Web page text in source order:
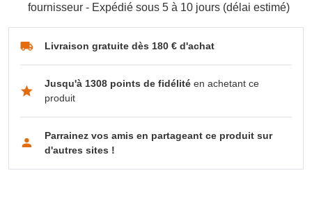
fournisseur - Expédié sous 5 à 10 jours (délai estimé)
Livraison gratuite dès 180 € d'achat
Jusqu'à 1308 points de fidélitéen achetant ce
produit
Parrainez vos amis en partageant ce produit sur
d'autres sites !